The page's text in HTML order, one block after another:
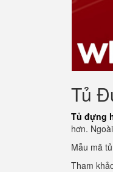
Tủ
Tủ đựng
hơn.
Mẫu mã
Tham